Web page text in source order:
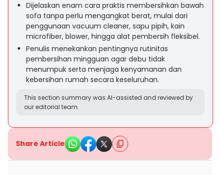
Dijelaskan enam cara praktis membersihkan bawah
sofa tanpa perlu mengangkat berat, mulai dari
penggunaan vacuum cleaner, sapu pipih, kain
microfiber, blower, hingga alat pembersih fleksibel.
Penulis menekankan pentingnya rutinitas
pembersihan mingguan agar debu tidak
menumpuk serta menjaga kenyamanan dan
kebersihan rumah secara keseluruhan.
This section summary was AI-assisted and reviewed by
our editorial team.
Share Article